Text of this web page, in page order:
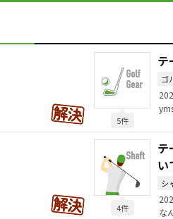
5件
テ
ゴ
4件
テ
い
シ
な